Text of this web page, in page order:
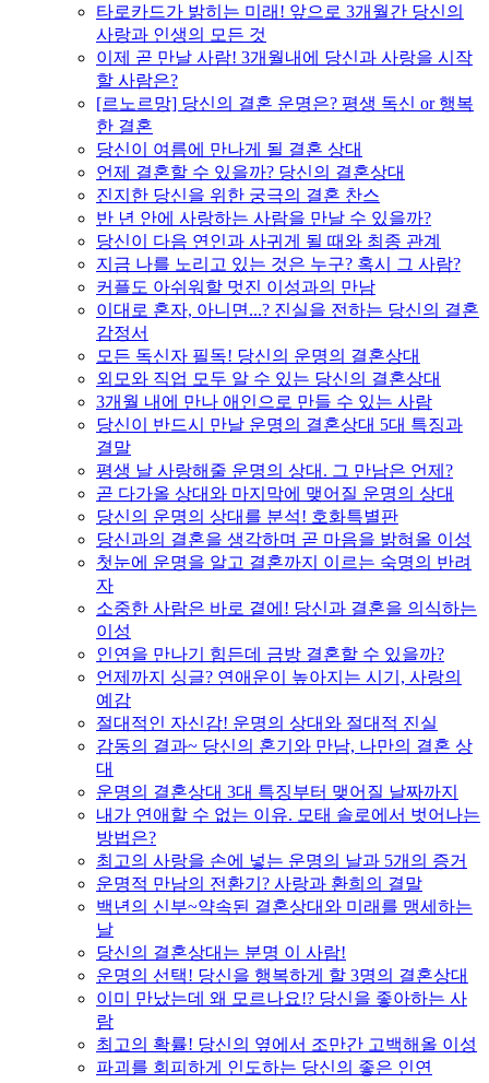
타로카드가 밝히는 미래! 앞으로 3개월간 당신의
사랑과 인생의 모든 것
이제 곧 만날 사람! 3개월내에 당신과 사랑을 시작
할 사람은?
[르노르망] 당신의 결혼 운명은? 평생 독신 or 행복
한 결혼
당신이 여름에 만나게 될 결혼 상대
언제 결혼할 수 있을까? 당신의 결혼상대
진지한 당신을 위한 궁극의 결혼 찬스
반 년 안에 사랑하는 사람을 만날 수 있을까?
당신이 다음 연인과 사귀게 될 때와 최종 관계
지금 나를 노리고 있는 것은 누구? 혹시 그 사람?
커플도 아쉬워할 멋진 이성과의 만남
이대로 혼자, 아니면...? 진실을 전하는 당신의 결혼
감정서
모든 독신자 필독! 당신의 운명의 결혼상대
외모와 직업 모두 알 수 있는 당신의 결혼상대
3개월 내에 만나 애인으로 만들 수 있는 사람
당신이 반드시 만날 운명의 결혼상대 5대 특징과
결말
평생 날 사랑해줄 운명의 상대. 그 만남은 언제?
곧 다가올 상대와 마지막에 맺어질 운명의 상대
당신의 운명의 상대를 분석! 호화특별판
당신과의 결혼을 생각하며 곧 마음을 밝혀올 이성
첫눈에 운명을 알고 결혼까지 이르는 숙명의 반려
자
소중한 사람은 바로 곁에! 당신과 결혼을 의식하는
이성
인연을 만나기 힘든데 금방 결혼할 수 있을까?
언제까지 싱글? 연애운이 높아지는 시기, 사랑의
예감
절대적인 자신감! 운명의 상대와 절대적 진실
감동의 결과~ 당신의 혼기와 만남, 나만의 결혼 상
대
운명의 결혼상대 3대 특징부터 맺어질 날짜까지
내가 연애할 수 없는 이유. 모태 솔로에서 벗어나는
방법은?
최고의 사랑을 손에 넣는 운명의 날과 5개의 증거
운명적 만남의 전환기? 사랑과 환희의 결말
백년의 신부~약속된 결혼상대와 미래를 맹세하는
날
당신의 결혼상대는 분명 이 사람!
운명의 선택! 당신을 행복하게 할 3명의 결혼상대
이미 만났는데 왜 모르나요!? 당신을 좋아하는 사
람
최고의 확률! 당신의 옆에서 조만간 고백해올 이성
파괴를 회피하게 인도하는 당신의 좋은 인연